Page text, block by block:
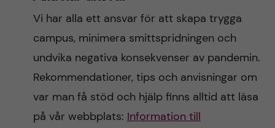
Vi har alla ett ansvar för att skapa trygga
campus, minimera smittspridningen och
undvika negativa konsekvenser av pandemin.
Rekommendationer, tips och anvisningar om
var man få stöd och hjälp finns alltid att läsa
på vår webbplats: Information till